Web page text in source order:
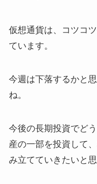
仮想通貨は、コツコ
ています。
今週は下落するかと
ね。
今後の長期投資でど
産の一部を投資して
み立てていきたいと思